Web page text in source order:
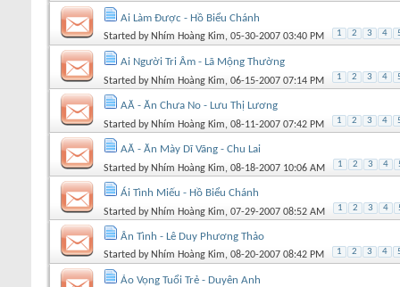
Ai Làm Được - Hồ Biểu Chánh
Started by Nhím Hoàng Kim, 05-30-2007 03:40 PM 1 2 3 4
Ai Người Tri Âm - Lã Mộng Thường
Started by Nhím Hoàng Kim, 06-15-2007 07:14 PM 1 2 3 4
AĂ - Ăn Chưa No - Lưu Thị Lương
Started by Nhím Hoàng Kim, 08-11-2007 07:42 PM 1 2 3 4
AĂ - Ăn Mày Dĩ Vãng - Chu Lai
Started by Nhím Hoàng Kim, 08-18-2007 10:06 AM 1 2 3 4
Ái Tình Miếu - Hồ Biểu Chánh
Started by Nhím Hoàng Kim, 07-29-2007 08:52 AM 1 2 3 4
Ân Tình - Lê Duy Phương Thảo
Started by Nhím Hoàng Kim, 08-20-2007 08:42 PM 1 2 3 4
Ảo Vọng Tuổi Trẻ - Duyên Anh